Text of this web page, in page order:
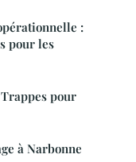
:
pour les
pour
à Narbonne